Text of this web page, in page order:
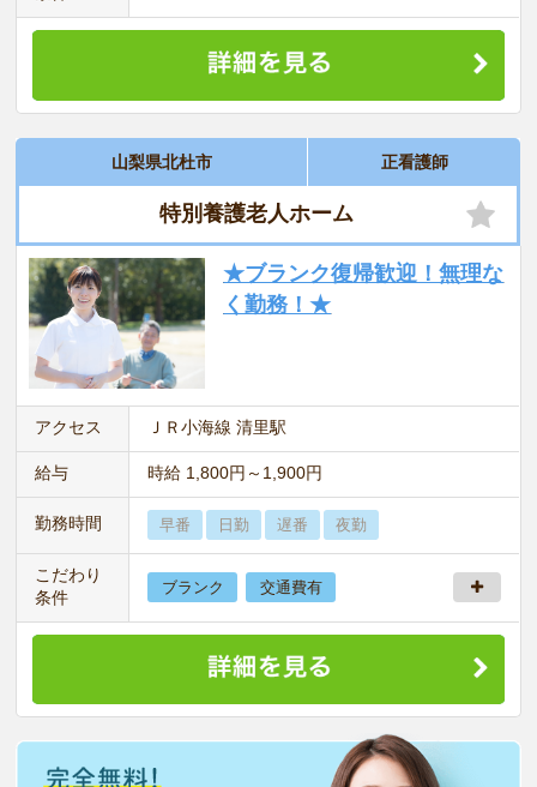
山梨県北杜市 正看護師
特別養護老人ホーム
★ブランク復帰歓迎！無理な
く勤務！★
アクセス ＪＲ小海線 清里駅
給与 時給 1,800円～1,900円
勤務時間 早番 日勤 遅番 夜勤
こだわり
条件
ブランク 交通費有